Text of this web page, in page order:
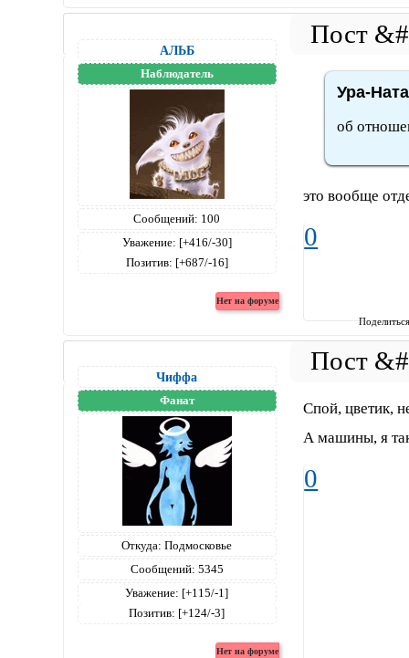
АЛЬБ
Наблюдатель
Сообщений: 100
Уважение: [+416/-30]
Позитив: [+687/-16]
Ура-
об
это вообще
0
Чиффа
Фанат
Откуда: Подмосковье
Сообщений: 5345
Уважение: [+115/-1]
Позитив: [+124/-3]
Спой, цветик,
А машины, я
0